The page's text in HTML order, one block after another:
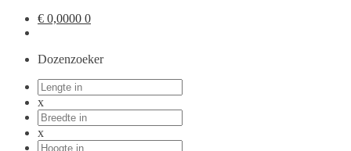
€ 0,0000 0
Dozenzoeker
x
x